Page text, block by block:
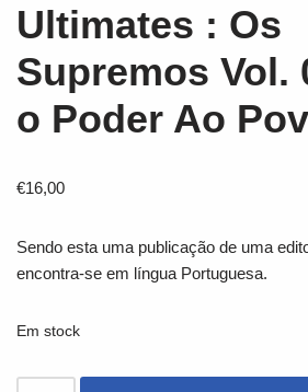
Ultimates : Os
Supremos Vol.
o Poder Ao
€16,00
Sendo esta uma publicação de uma
encontra-se em língua Portuguesa.
Em stock